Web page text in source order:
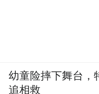
幼童险摔下舞台，
追相救